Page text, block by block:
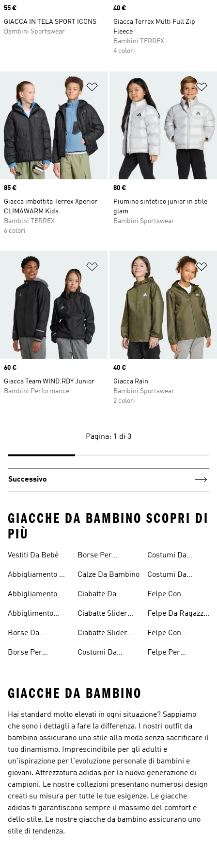
Price
55 €
GIACCA IN TELA SPORT ICONS
Bambini Sportswear
Price
40 €
Giacca Terrex Multi Full Zip
Fleece
Bambini TERREX
4 colori
Aggiungi alla lista dei desideri
Price
85 €
Giacca imbottita Terrex Xperior
CLIMAWARM Kids
Bambini TERREX
6 colori
Price
80 €
Piumino sintetico junior in stile
glam
Bambini Sportswear
Aggiungi alla lista dei desideri
Price
60 €
Giacca Team WIND.RDY Junior
Bambini Performance
Price
40 €
Giacca Rain
Bambini Sportswear
2 colori
Pagina: 1 di 3
Successivo
GIACCHE DA BAMBINO SCOPRI DI
PIÙ
Vestiti Da Bebè
Abbigliamento Da
Ragazze
Abbigliamento Da
Ragazzi
Abbiglimento
Bambini
Borse Da
Borse Per
Borse Per
Calze Da Bambino
Ciabatte Da
Ciabatte Slider
Ciabatte Slider
Costumi Da
Bambini
Costumi Da
Bambine E
Ragazze
Costumi Da
Ragazzo
Felpe Con
Bambini
Felpe Da Ragazza
Felpe Con
Ragazzi
Felpe Per
GIACCHE DA BAMBINO
Hai standard molto elevati in ogni situazione? Sappiamo
che sono i dettagli a fare la differenza. I nostri outfit da
bambino assicurano uno stile alla moda senza sacrificare il
tuo dinamismo. Imprescindibile per gli adulti e
un'ispirazione per l'evoluzione personale di bambini e
giovani. Attrezzatura adidas per la nuova generazione di
campioni. Le nostre collezioni presentano numerosi design
creati su misura per tutte le tue esigenze. Le giacche
adidas ti garantiscono sempre il massimo del comfort e
dello stile. Le nostre giacche da bambino assicurano uno
stile di tendenza.